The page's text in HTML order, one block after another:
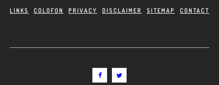
LINKS COLOFON PRIVACY DISCLAIMER SITEMAP CONTACT